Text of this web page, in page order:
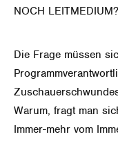
NOCH LEITMEDIUM?
Die Frage müssen
Warum, fragt man
Immer-mehr vom